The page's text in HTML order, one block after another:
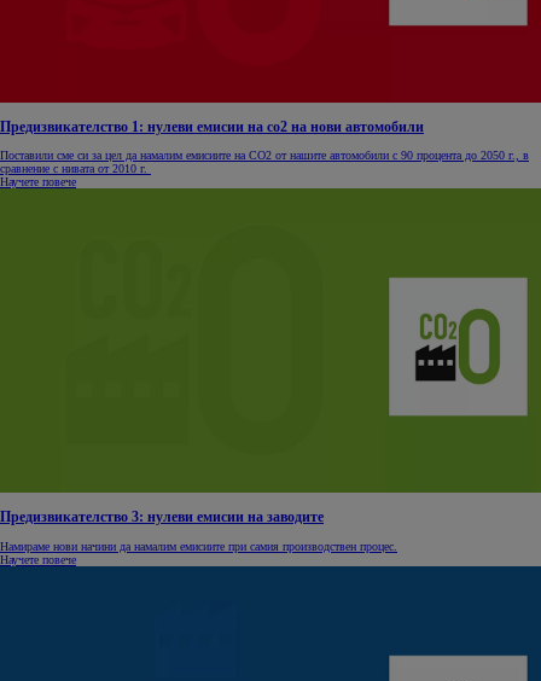
Предизвикателство 1: нулеви емисии на co2 на нови автомобили
Поставили сме си за цел да намалим емисиите на CO2 от нашите автомобили с 90 процента до 2050 г., в
сравнение с нивата от 2010 г.
Научете повече
Предизвикателство 3: нулеви емисии на заводите
Намираме нови начини да намалим емисиите при самия производствен процес.
Научете повече